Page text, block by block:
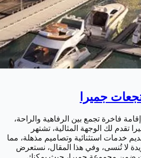
جميرا
فاخرة تجمع بين الرفاهية والراحة،
تقدم لك الوجهة المثالية، تشتهر
خدمات استثنائية وتصاميم مذهلة، مما
لا تُنسى، وفي هذا المقال، نستعرض